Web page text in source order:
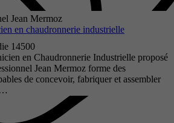
Jean Mermoz
en chaudronnerie industrielle
14500
en Chaudronnerie Industrielle proposé
Jean Mermoz forme des
de concevoir, fabriquer et assembler